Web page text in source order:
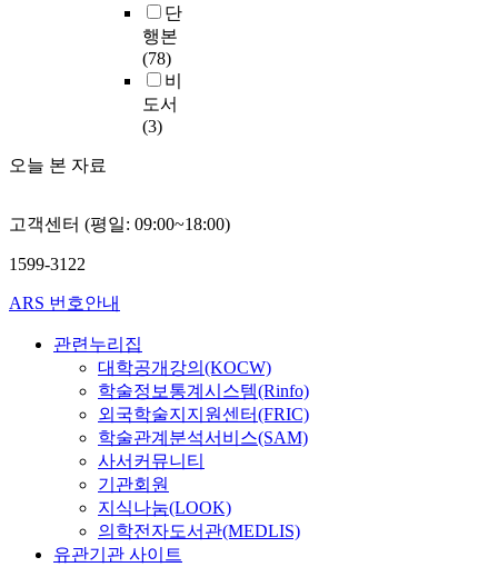
단
행본
(78)
비
도서
(3)
오늘 본 자료
고객센터 (평일: 09:00~18:00)
1599-3122
ARS 번호안내
관련누리집
대학공개강의(KOCW)
학술정보통계시스템(Rinfo)
외국학술지지원센터(FRIC)
학술관계분석서비스(SAM)
사서커뮤니티
기관회원
지식나눔(LOOK)
의학전자도서관(MEDLIS)
유관기관 사이트